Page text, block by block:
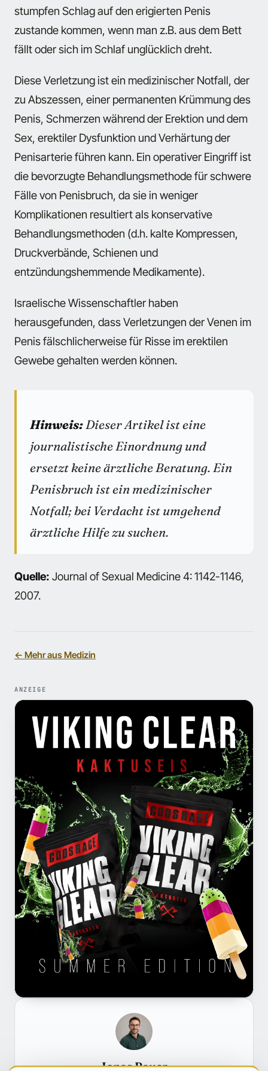
stumpfen Schlag auf den erigierten Penis
zustande kommen, wenn man z.B. aus dem Bett
fällt oder sich im Schlaf unglücklich dreht.
Diese Verletzung ist ein medizinischer Notfall, der
zu Abszessen, einer permanenten Krümmung des
Penis, Schmerzen während der Erektion und dem
Sex, erektiler Dysfunktion und Verhärtung der
Penisarterie führen kann. Ein operativer Eingriff ist
die bevorzugte Behandlungsmethode für schwere
Fälle von Penisbruch, da sie in weniger
Komplikationen resultiert als konservative
Behandlungsmethoden (d.h. kalte Kompressen,
Druckverbände, Schienen und
entzündungshemmende Medikamente).
Israelische Wissenschaftler haben
herausgefunden, dass Verletzungen der Venen im
Penis fälschlicherweise für Risse im erektilen
Gewebe gehalten werden können.
Hinweis:Dieser Artikel ist eine
journalistische Einordnung und
ersetzt keine ärztliche Beratung. Ein
Penisbruch ist ein medizinischer
Notfall; bei Verdacht ist umgehend
ärztliche Hilfe zu suchen.
Quelle: Journal of Sexual Medicine 4: 1142-1146,
2007.
← Mehr aus Medizin
ANZEIGE
Jonas Bauer